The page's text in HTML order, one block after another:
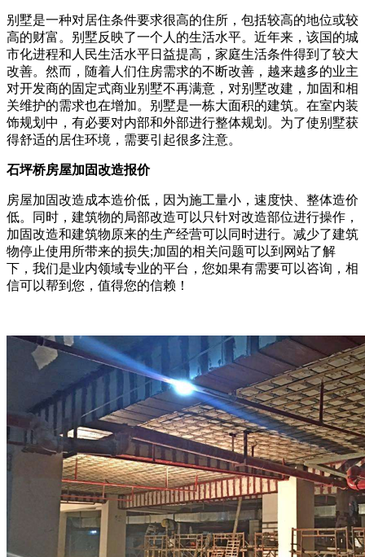
别墅是一种对居住条件要求很高的住所，包括较高的地位或较
高的财富。别墅反映了一个人的生活水平。近年来，该国的城
市化进程和人民生活水平日益提高，家庭生活条件得到了较大
改善。然而，随着人们住房需求的不断改善，越来越多的业主
对开发商的固定式商业别墅不再满意，对别墅改建，加固和相
关维护的需求也在增加。别墅是一栋大面积的建筑。在室内装
饰规划中，有必要对内部和外部进行整体规划。为了使别墅获
得舒适的居住环境，需要引起很多注意。
石坪桥房屋加固改造报价
房屋加固改造成本造价低，因为施工量小，速度快、整体造价
低。同时，建筑物的局部改造可以只针对改造部位进行操作，
加固改造和建筑物原来的生产经营可以同时进行。减少了建筑
物停止使用所带来的损失;加固的相关问题可以到网站了解
下，我们是业内领域专业的平台，您如果有需要可以咨询，相
信可以帮到您，值得您的信赖！